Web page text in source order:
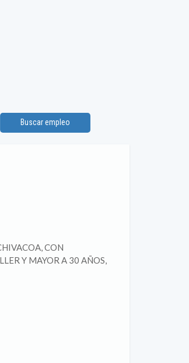
Buscar empleo
CON
Y MAYOR A 30 AÑOS,